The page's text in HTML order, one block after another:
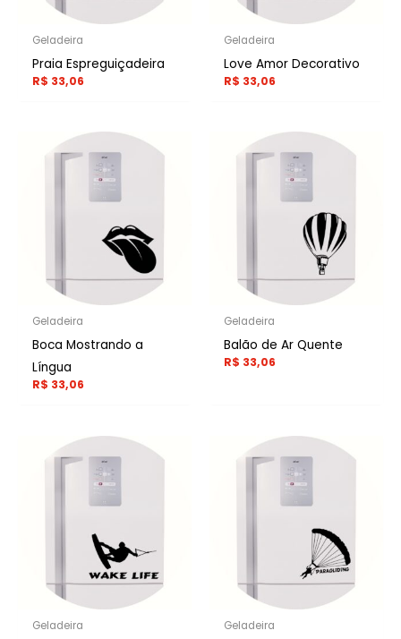
Geladeira
Praia Espreguiçadeira
R$ 33,06
Geladeira
Love Amor Decorativo
R$ 33,06
Geladeira
Boca Mostrando a
Língua
R$ 33,06
Geladeira
Balão de Ar Quente
R$ 33,06
Geladeira Geladeira